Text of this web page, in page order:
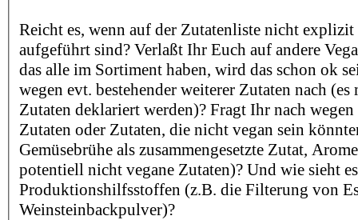
Reicht es, wenn auf der Zutatenliste nicht
aufgeführt sind? Verlaßt Ihr Euch auf andere
das alle im Sortiment haben, wird das schon ok
wegen evt. bestehender weiterer Zutaten nach (es
Zutaten deklariert werden)? Fragt Ihr nach wegen
Zutaten oder Zutaten, die nicht vegan sein
Gemüsebrühe als zusammengesetzte Zutat,
potentiell nicht vegane Zutaten)? Und wie sieht
Produktionshilfsstoffen (z.B. die Filterung von
Weinsteinbackpulver)?